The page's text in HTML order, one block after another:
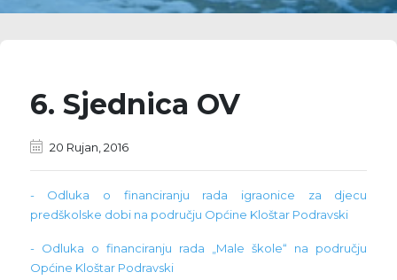
6. Sjednica OV
20 Rujan, 2016
- Odluka o financiranju rada igraonice za djecu
predškolske dobi na području Općine Kloštar Podravski
- Odluka o financiranju rada „Male škole“ na području
Općine Kloštar Podravski